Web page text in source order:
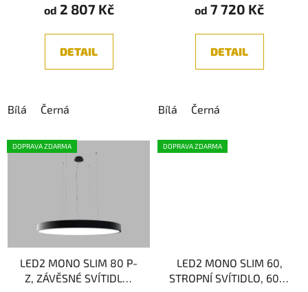
od 2 807 Kč
DETAIL
Bílá Černá
od 7 720 Kč
DETAIL
Bílá Černá
DOPRAVA ZDARMA
LED2 MONO SLIM 80 P-
Z, ZÁVĚSNÉ SVÍTIDLO,
DOPRAVA ZDARMA
LED2 MONO SLIM 60,
STROPNÍ SVÍTIDLO, 60W